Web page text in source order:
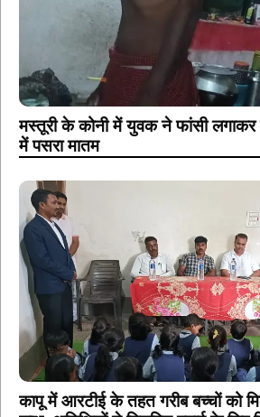
मस्तूरी के कोनी में युवक ने फांसी लगाकर
में पसरा मातम
कापू में आरटीई के तहत गरीब बच्चों को